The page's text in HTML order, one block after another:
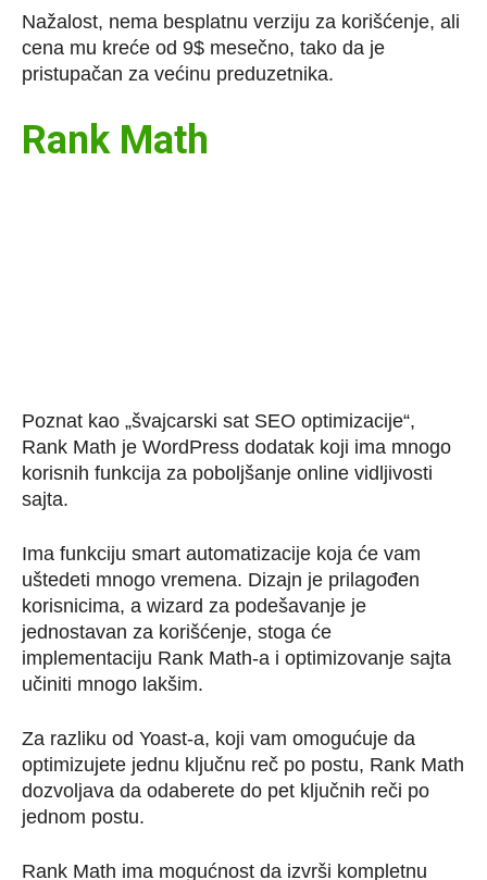
Nažalost, nema besplatnu verziju za korišćenje, ali
cena mu kreće od 9$ mesečno, tako da je
pristupačan za većinu preduzetnika.
Rank Math
Poznat kao „švajcarski sat SEO optimizacije“,
Rank Math je WordPress dodatak koji ima mnogo
korisnih funkcija za poboljšanje online vidljivosti
sajta.
Ima funkciju smart automatizacije koja će vam
uštedeti mnogo vremena. Dizajn je prilagođen
korisnicima, a wizard za podešavanje je
jednostavan za korišćenje, stoga će
implementaciju Rank Math-a i optimizovanje sajta
učiniti mnogo lakšim.
Za razliku od Yoast-a, koji vam omogućuje da
optimizujete jednu ključnu reč po postu, Rank Math
dozvoljava da odaberete do pet ključnih reči po
jednom postu.
Rank Math ima mogućnost da izvrši kompletnu